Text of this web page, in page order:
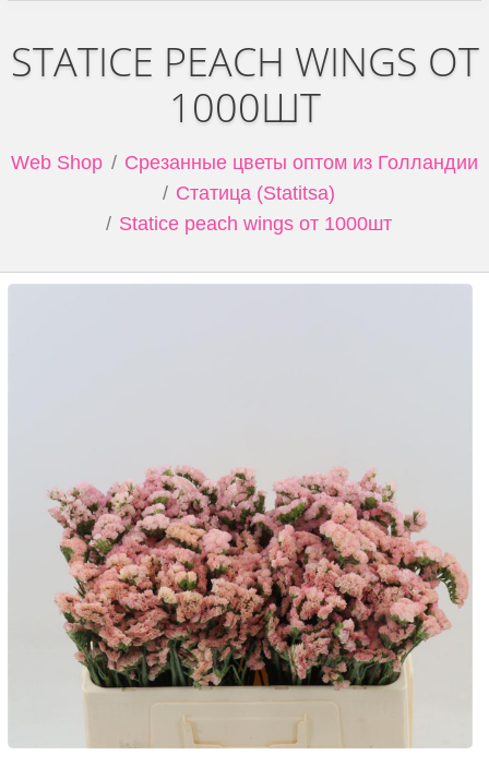
STATICE PEACH WINGS ОТ
1000ШТ
Web Shop
Срезанные цветы оптом из Голландии
Статица (Statitsa)
Statice peach wings от 1000шт